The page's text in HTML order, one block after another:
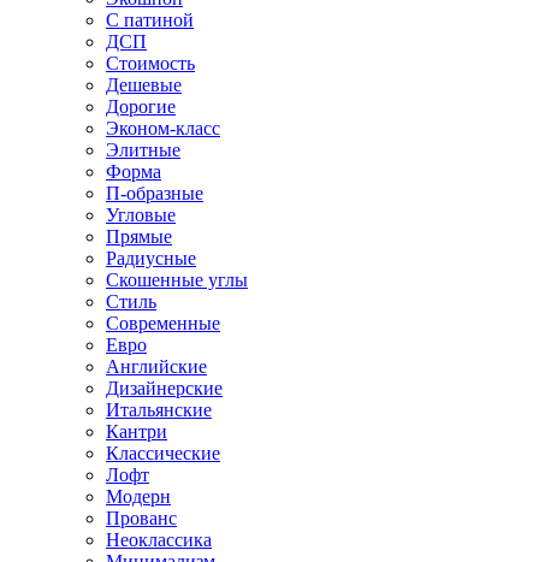
С патиной
ДСП
Стоимость
Дешевые
Дорогие
Эконом-класс
Элитные
Форма
П-образные
Угловые
Прямые
Радиусные
Скошенные углы
Стиль
Современные
Евро
Английские
Дизайнерские
Итальянские
Кантри
Классические
Лофт
Модерн
Прованс
Неоклассика